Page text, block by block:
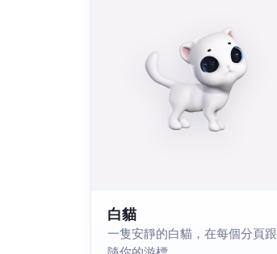
白貓
一隻安靜的白貓，在每個分頁跟